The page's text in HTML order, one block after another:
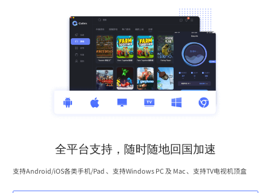
全平台支持，随时随地回国加速
支持Android/iOS各类手机/Pad 、支持Windows PC 及 Mac 、支持TV电视机顶盒